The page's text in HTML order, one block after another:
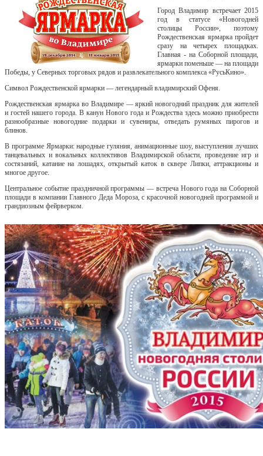
Город Владимир встречает 2015
год в статусе «Новогодней
столицы России», поэтому
Рождественская ярмарка пройдет
сразу на четырех площадках.
Главная - на Соборной площади,
ярмарки поменьше — на площади
Победы, у Северных торговых рядов и развлекательного комплекса «РусьКино».
Символ Рождественской ярмарки — легендарный владимирский Офеня.
Рождественская ярмарка во Владимире — яркий новогодний праздник для жителей
и гостей нашего города. В канун Нового года и Рождества здесь можно приобрести
разнообразные новогодние подарки и сувениры, отведать румяных пирогов и
блинов.
В программе Ярмарки: народные гуляния, анимационные шоу, выступления лучших
танцевальных и вокальных коллективов Владимирской области, проведение игр и
состязаний, катание на лошадях, открытый каток в сквере Липки, аттракционы и
многое другое.
Центральное событие праздничной программы — встреча Нового года на Соборной
площади в компании Главного Деда Мороза, с красочной новогодней программой и
грандиозным фейрверком.